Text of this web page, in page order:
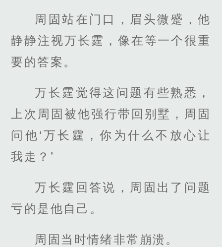
周固站在门口，眉头微蹙，他
静静注视万长霆，像在等一个很重
要的答案。
万长霆觉得这问题有些熟悉，
上次周固被他强行带回别墅，周固
问他‘万长霆，你为什么不放心让
我走？’
万长霆回答说，周固出了问题
亏的是他自己。
周固当时情绪非常崩溃。